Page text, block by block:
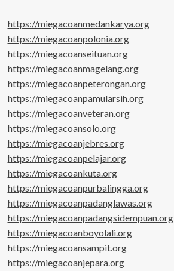
https://miegacoanmedankarya.org
https://miegacoanpolonia.org
https://miegacoanseituan.org
https://miegacoanmagelang.org
https://miegacoanpeterongan.org
https://miegacoanpamularsih.org
https://miegacoanveteran.org
https://miegacoansolo.org
https://miegacoanjebres.org
https://miegacoanpelajar.org
https://miegacoankuta.org
https://miegacoanpurbalingga.org
https://miegacoanpadanglawas.org
https://miegacoanpadangsidempuan.org
https://miegacoanboyolali.org
https://miegacoansampit.org
https://miegacoanjepara.org